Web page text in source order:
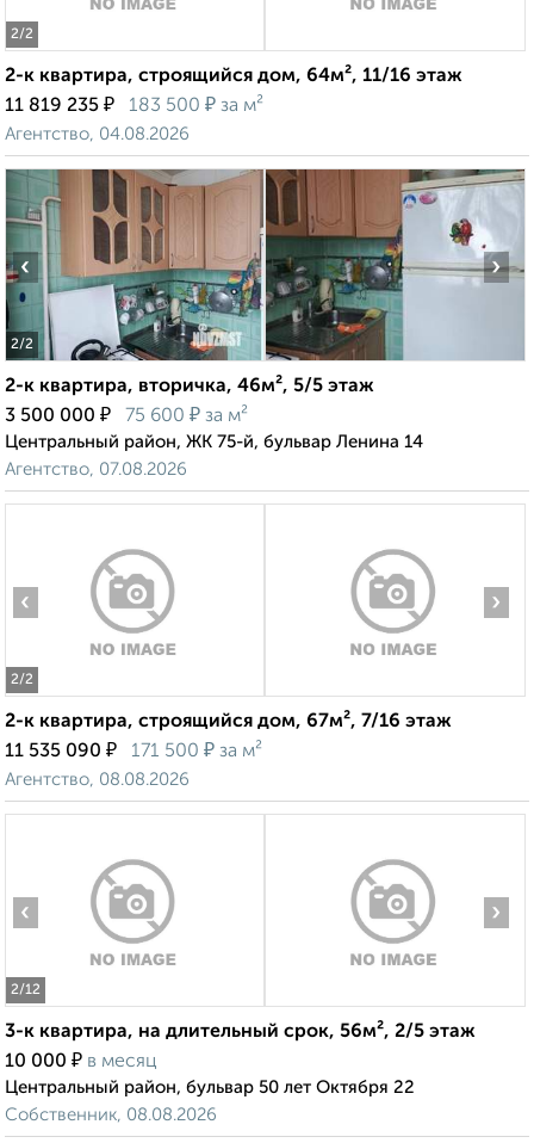
2/2
2-к квартира, строящийся дом, 64м², 11/16 этаж
11 819 235 ₽ 183 500 ₽ за м²
Агентство, 04.08.2026
2/2
‹ ›
2-к квартира, вторичка, 46м², 5/5 этаж
3 500 000 ₽ 75 600 ₽ за м²
Центральный район, ЖК 75-й, бульвар Ленина 14
Агентство, 07.08.2026
2/2
‹ ›
2-к квартира, строящийся дом, 67м², 7/16 этаж
11 535 090 ₽ 171 500 ₽ за м²
Агентство, 08.08.2026
2/12
‹ ›
3-к квартира, на длительный срок, 56м², 2/5 этаж
10 000 ₽ в месяц
Центральный район, бульвар 50 лет Октября 22
Собственник, 08.08.2026